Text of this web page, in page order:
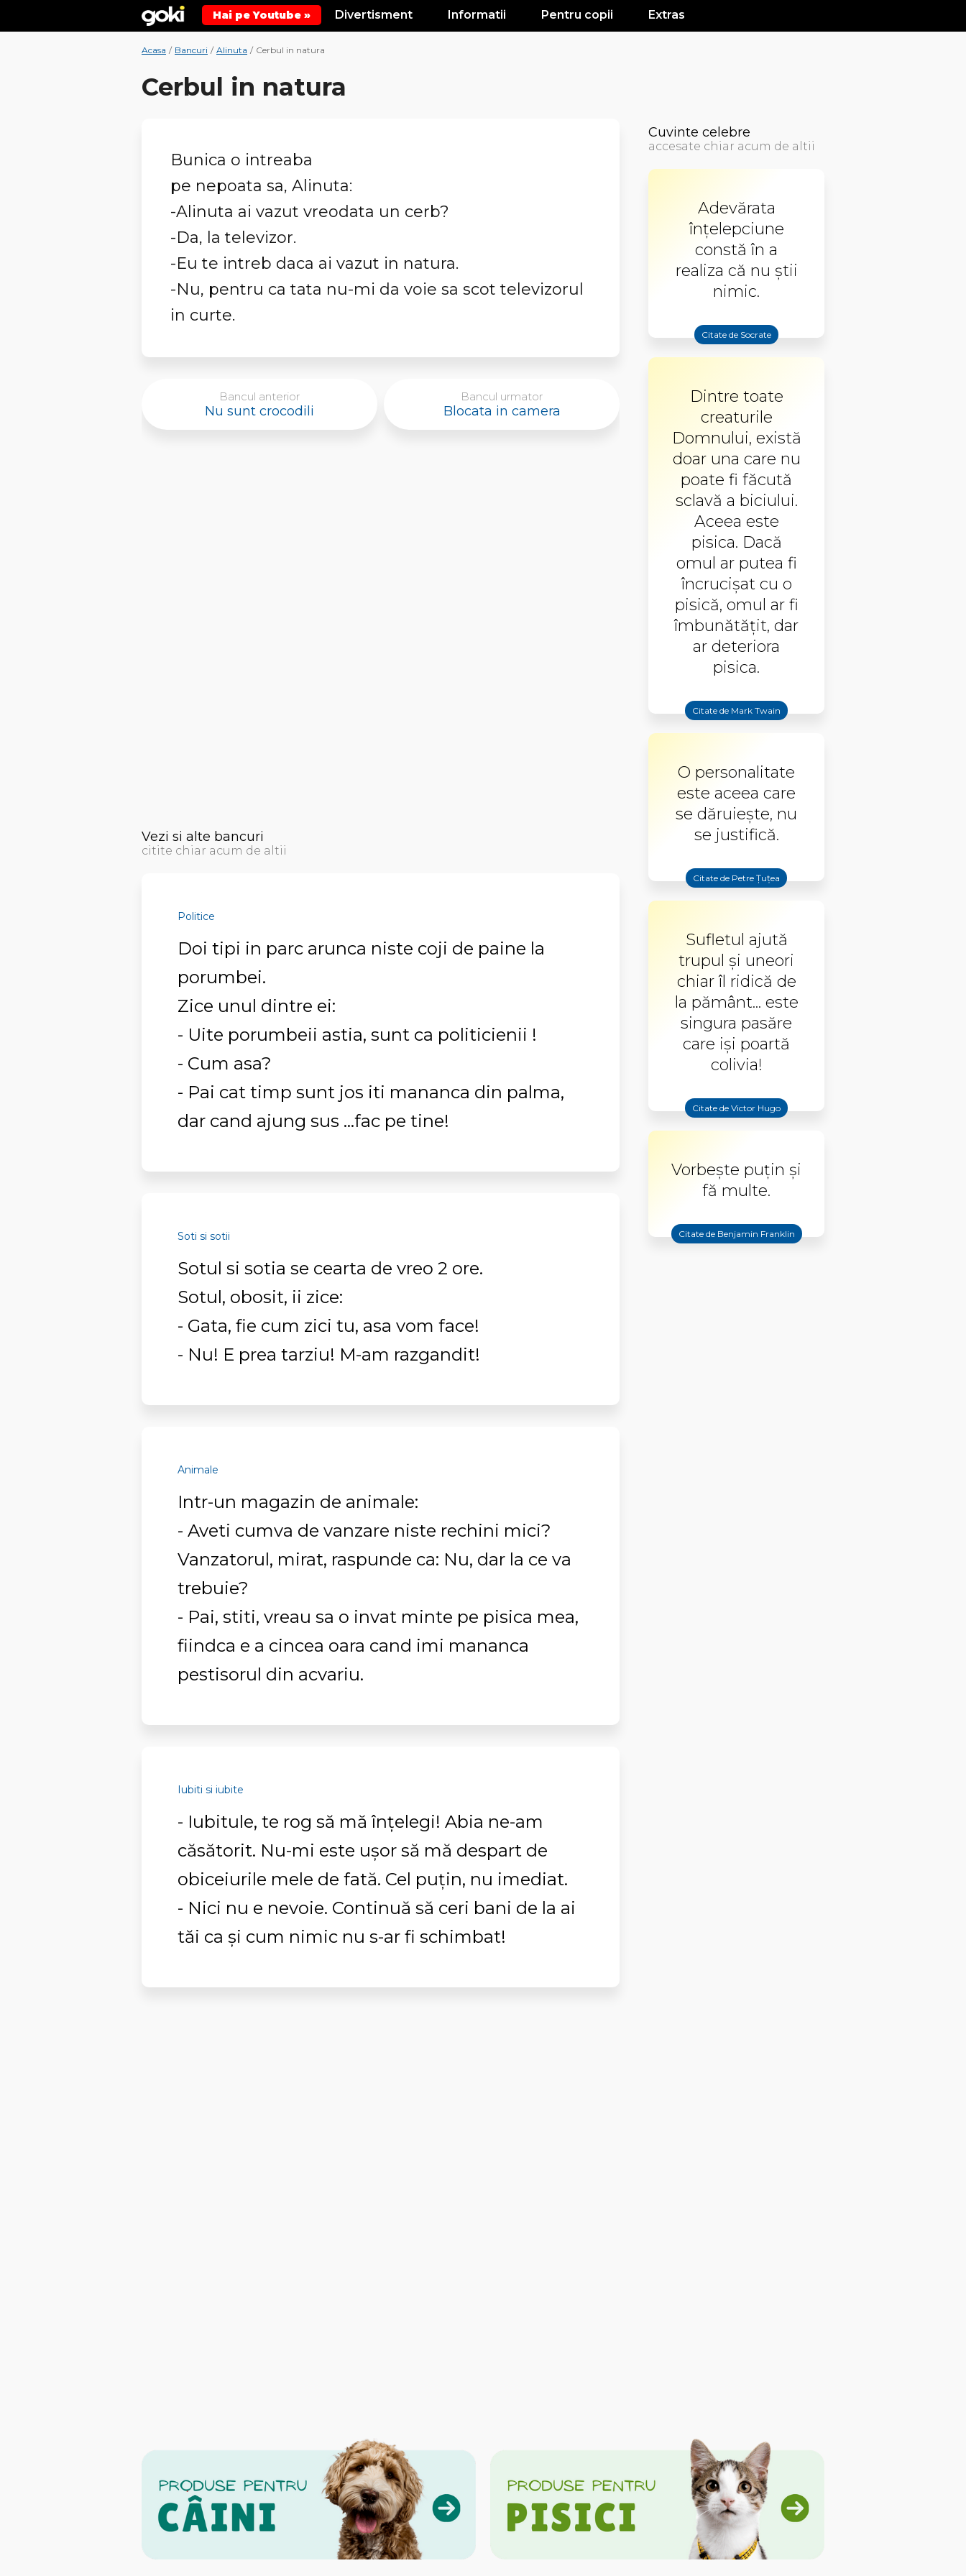
Hai pe Youtube » Divertisment Informatii Pentru copii Extras
Acasa / Bancuri / Alinuta / Cerbul in natura
Cerbul in natura
Bunica o intreaba
pe nepoata sa, Alinuta:
-Alinuta ai vazut vreodata un cerb?
-Da, la televizor.
-Eu te intreb daca ai vazut in natura.
-Nu, pentru ca tata nu-mi da voie sa scot televizorul
in curte.
Bancul anterior
Nu sunt crocodili
Bancul urmator
Blocata in camera
Vezi si alte bancuri
citite chiar acum de altii
Politice
Doi tipi in parc arunca niste coji de paine la
porumbei.
Zice unul dintre ei:
- Uite porumbeii astia, sunt ca politicienii !
- Cum asa?
- Pai cat timp sunt jos iti mananca din palma,
dar cand ajung sus ...fac pe tine!
Soti si sotii
Sotul si sotia se cearta de vreo 2 ore.
Sotul, obosit, ii zice:
- Gata, fie cum zici tu, asa vom face!
- Nu! E prea tarziu! M-am razgandit!
Animale
Intr-un magazin de animale:
- Aveti cumva de vanzare niste rechini mici?
Vanzatorul, mirat, raspunde ca: Nu, dar la ce va
trebuie?
- Pai, stiti, vreau sa o invat minte pe pisica mea,
fiindca e a cincea oara cand imi mananca
pestisorul din acvariu.
Iubiti si iubite
- Iubitule, te rog să mă înţelegi! Abia ne-am
căsătorit. Nu-mi este uşor să mă despart de
obiceiurile mele de fată. Cel puţin, nu imediat.
- Nici nu e nevoie. Continuă să ceri bani de la ai
tăi ca şi cum nimic nu s-ar fi schimbat!
Cuvinte celebre
accesate chiar acum de altii
Adevărata
înţelepciune
constă în a
realiza că nu ştii
nimic.
Citate de Socrate
Dintre toate
creaturile
Domnului, există
doar una care nu
poate fi făcută
sclavă a biciului.
Aceea este
pisica. Dacă
omul ar putea fi
încrucișat cu o
pisică, omul ar fi
îmbunătățit, dar
ar deteriora
pisica.
Citate de Mark Twain
O personalitate
este aceea care
se dăruiește, nu
se justifică.
Citate de Petre Țuțea
Sufletul ajută
trupul şi uneori
chiar îl ridică de
la pământ... este
singura pasăre
care işi poartă
colivia!
Citate de Victor Hugo
Vorbește puțin și
fă multe.
Citate de Benjamin Franklin